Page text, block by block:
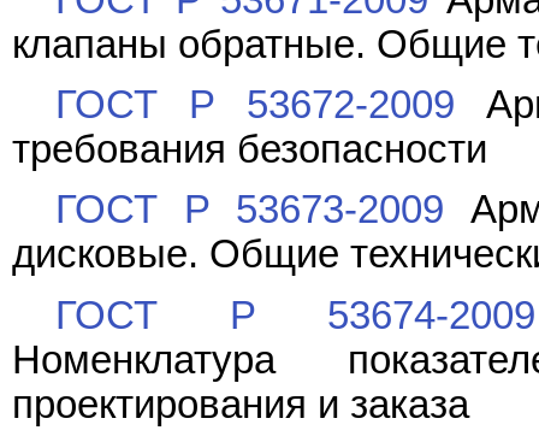
клапаны обратные. Общие
ГОСТ Р 53672-2009
требования безопасности
ГОСТ Р 53673-2009
дисковые. Общие
ГОСТ Р 53674-2009
Номенклатура
проектирования и заказа